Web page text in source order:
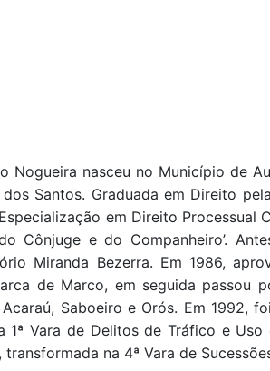
Nogueira nasceu no Município de
Santos. Graduada em Direito
em Direito Processual
Cônjuge e do Companheiro’.
Miranda Bezerra. Em 1986,
de Marco, em seguida passou
Saboeiro e Orós. Em 1992,
1ª Vara de Delitos de Tráfico e
transformada na 4ª Vara de